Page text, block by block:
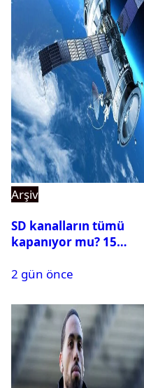
Arşiv
SD kanalların tümü
kapanıyor mu? 15
yapılacak?
2 gün önce